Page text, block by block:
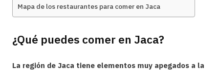
Mapa de los restaurantes para comer en Jaca
¿Qué puedes comer en Jaca?
La región de Jaca tiene elementos muy apegados a la